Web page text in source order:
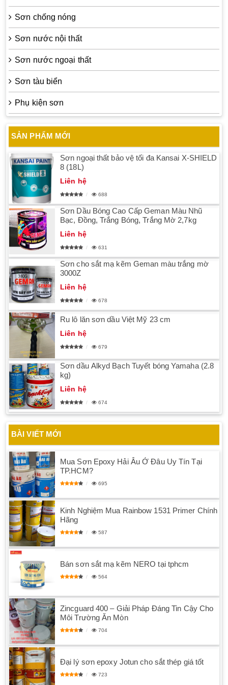
Sơn chống nóng
Sơn nước nội thất
Sơn nước ngoại thất
Sơn tàu biển
Phụ kiện sơn
SẢN PHẨM MỚI
Sơn ngoại thất bảo vệ tối đa Kansai X-SHIELD
8 (18L)
Liên hệ
688
Sơn Dầu Bóng Cao Cấp Geman Màu Nhũ
Bạc, Đồng, Trắng Bóng, Trắng Mờ 2,7kg
Liên hệ
631
Sơn cho sắt mạ kẽm Geman màu trắng mờ
3000Z
Liên hệ
678
Ru lô lăn sơn dầu Việt Mỹ 23 cm
Liên hệ
679
Sơn dầu Alkyd Bạch Tuyết bóng Yamaha (2.8
kg)
Liên hệ
674
BÀI VIẾT MỚI
Mua Sơn Epoxy Hải Âu Ở Đâu Uy Tín Tại
TP.HCM?
695
Kinh Nghiệm Mua Rainbow 1531 Primer Chính
Hãng
587
Bán sơn sắt mạ kẽm NERO tại tphcm
564
Zincguard 400 – Giải Pháp Đáng Tin Cậy Cho
Môi Trường Ăn Mòn
704
Đại lý sơn epoxy Jotun cho sắt thép giá tốt
723